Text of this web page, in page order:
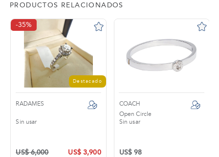
PRODUCTOS RELACIONADOS
-35%
Destacado
RADAMES
Sin usar
US$ 6,000 US$ 3,900
COACH
Open Circle
Sin usar
US$ 98